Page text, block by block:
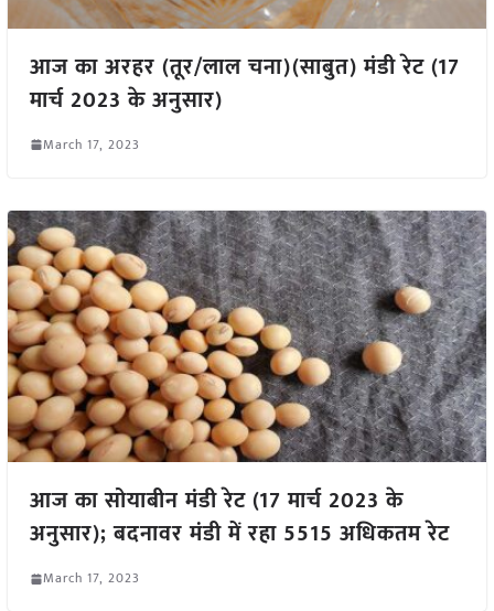
आज का अरहर (तूर/लाल चना)(साबुत) मंडी रेट (17
मार्च 2023 के अनुसार)
March 17, 2023
आज का सोयाबीन मंडी रेट (17 मार्च 2023 के
अनुसार); बदनावर मंडी में रहा 5515 अधिकतम रेट
March 17, 2023